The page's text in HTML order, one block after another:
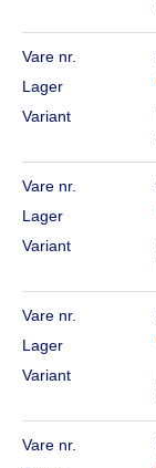
Vare nr.
Lager
Variant
Vare nr.
Lager
Variant
Vare nr.
Lager
Variant
Vare nr.